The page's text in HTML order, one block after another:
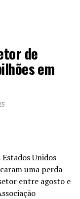
de
em
Unidos
uma perda
entre agosto e